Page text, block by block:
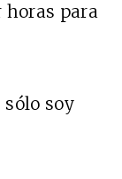
horas para
soy